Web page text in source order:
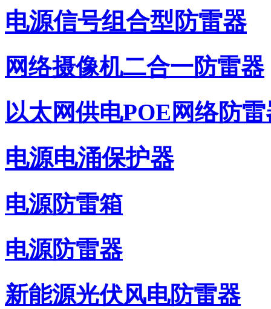
电源信号组合型防雷器
网络摄像机二合一防雷器
以太网供电POE网络防
电源电涌保护器
电源防雷箱
电源防雷器
新能源光伏风电防雷器